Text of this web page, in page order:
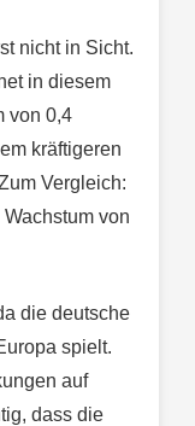
nicht in Sicht.
in diesem
von 0,4
kräftigeren
Vergleich:
von
die deutsche
spielt.
auf
dass die